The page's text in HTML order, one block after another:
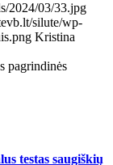
2024/03/33.jpg
silute/wp-
Kristina
pagrindinės
testas saugiškių